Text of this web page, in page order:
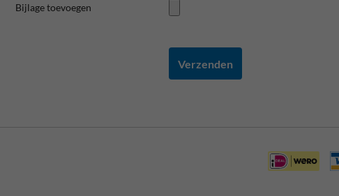
Bijlage toevoegen
Verzenden